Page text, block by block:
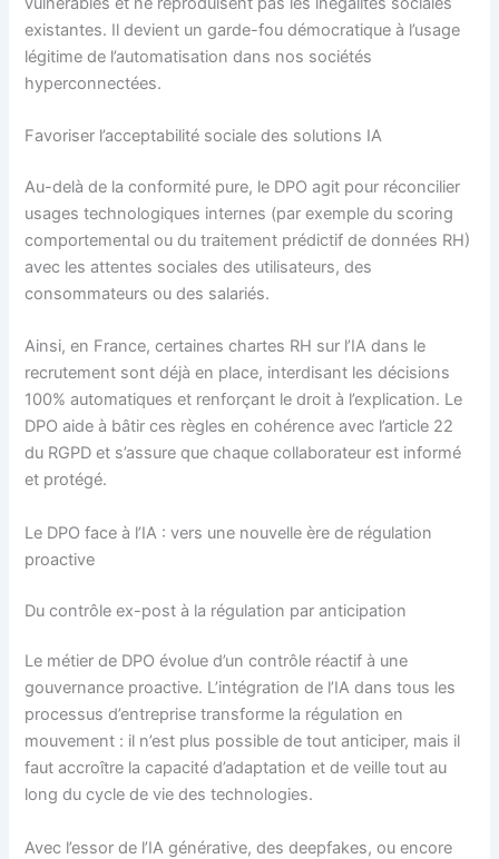
existantes. Il devient un garde-fou démocratique à l’usage
légitime de l’automatisation dans nos sociétés
hyperconnectées.
Favoriser l’acceptabilité sociale des solutions IA
Au-delà de la conformité pure, le DPO agit pour réconcilier
usages technologiques internes (par exemple du scoring
comportemental ou du traitement prédictif de données RH)
avec les attentes sociales des utilisateurs, des
consommateurs ou des salariés.
Ainsi, en France, certaines chartes RH sur l’IA dans le
recrutement sont déjà en place, interdisant les décisions
100% automatiques et renforçant le droit à l’explication. Le
DPO aide à bâtir ces règles en cohérence avec l’article 22
du RGPD et s’assure que chaque collaborateur est informé
et protégé.
Le DPO face à l’IA : vers une nouvelle ère de régulation
proactive
Du contrôle ex-post à la régulation par anticipation
Le métier de DPO évolue d’un contrôle réactif à une
gouvernance proactive. L’intégration de l’IA dans tous les
processus d’entreprise transforme la régulation en
mouvement : il n’est plus possible de tout anticiper, mais il
faut accroître la capacité d’adaptation et de veille tout au
long du cycle de vie des technologies.
Avec l’essor de l’IA générative, des deepfakes, ou encore